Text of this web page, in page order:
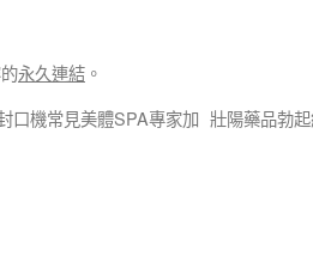
永久連結 。
口機常見美體SPA專家加 壯陽藥品勃